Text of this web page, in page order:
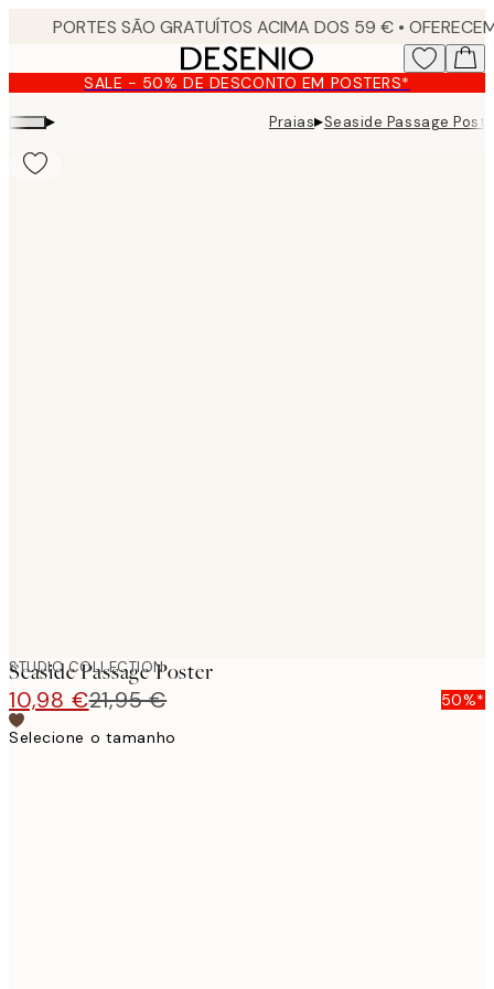
content. SALE - 50% DE DESCONTO EM POSTERS*
▸ Praias▸Seaside Passage
STUDIO COLLECTION
Seaside Passage Poster
10,98 €21,95 €
50%*
Selecione o tamanho